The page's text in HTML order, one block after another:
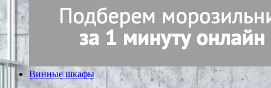
Винные шкафы